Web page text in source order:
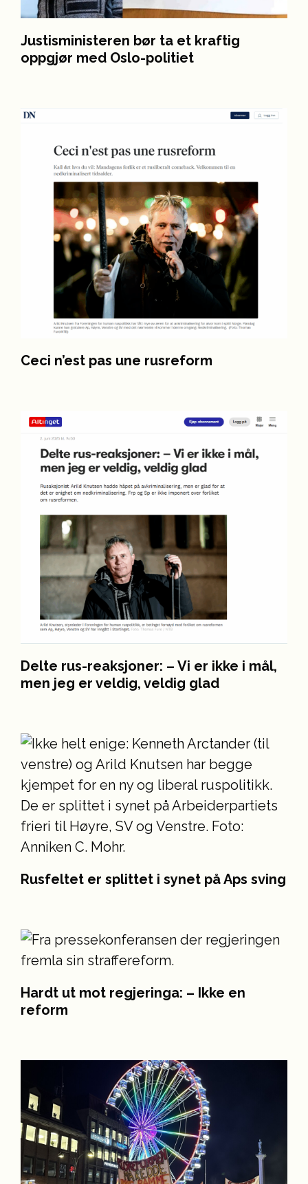
Justisministeren bør ta et kraftig
oppgjør med Oslo-politiet
Ceci n’est pas une rusreform
Delte rus-reaksjoner: – Vi er ikke i mål,
men jeg er veldig, veldig glad
Rusfeltet er splittet i synet på Aps sving
Hardt ut mot regjeringa: – Ikke en
reform